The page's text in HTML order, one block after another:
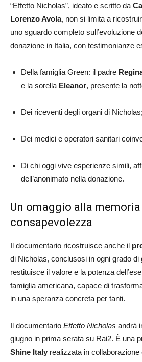
“Effetto Nicholas”, ideato e scritto da
Lorenzo Avola, non si limita a
uno sguardo completo sull’evoluzione
donazione in Italia, con testimonianze
Della famiglia Green: il padre
e la sorella Eleanor, presente la
Dei riceventi degli organi di Nicholas;
Dei medici e operatori sanitari
Di chi oggi vive esperienze simili,
dell’anonimato nella donazione.
Un omaggio alla
consapevolezza
Il documentario ricostruisce anche il
di Nicholas, conclusosi in ogni grado
restituisce il valore e la potenza
famiglia americana, capace di
in una speranza concreta per tanti.
Il documentario Effetto Nicholas andrà
giugno in prima serata su Rai2. È una
Shine Italy realizzata in collaborazione